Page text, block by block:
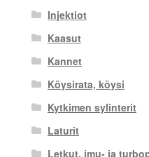
Injektiot
Kaasut
Kannet
Köysirata, köysi
Kytkimen sylinterit
Laturit
Letkut, imu- ja